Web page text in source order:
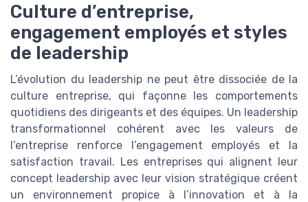
Culture d’entreprise,
engagement employés et styles
de leadership
L’évolution du leadership ne peut être dissociée de la
culture entreprise, qui façonne les comportements
quotidiens des dirigeants et des équipes. Un leadership
transformationnel cohérent avec les valeurs de
l’entreprise renforce l’engagement employés et la
satisfaction travail. Les entreprises qui alignent leur
concept leadership avec leur vision stratégique créent
un environnement propice à l’innovation et à la